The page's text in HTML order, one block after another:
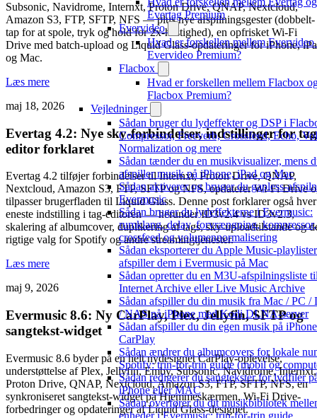
Evertag Premium
Evervideo
Hvad er forskellen mellem Evervideo
Evervideo Premium?
Flacbox
Hvad er forskellen mellem Flacbox
Flacbox Premium?
Vejledninger
Sådan bruger du lydeffekter og DSP i
Compressor, Freeverb, Crossfeed, Echo,
Normalization og mere
Sådan tænder du en musikvisualizer, mens
afspiller musik på iPhone, iPad og Mac
Sådan aktiverer og bruger du gapless-
Evermusic
Sådan bruger du lydeffekterne i Evermusic:
rumklang, delay, forvrængning, kompressor,
crossfeed og volumennormalisering
Sådan eksporterer du Apple Music-
afspiller dem i Evermusic på Mac
Sådan opretter du en M3U-afspilningsliste
Internet Archive eller Live Music Archive
Sådan afspiller du din musik fra Mac / PC /
/ NAS på iPhone med Kodi DLNA-server
Sådan afspiller du din egen musik på
CarPlay
Sådan ændrer du albumcovers for lokale
Spotify: trin-for-trin guide (mobil og
Sådan redigerer du sangtekster for lydfiler
iPhone eller MAC
Sådan overfører du dit musikbibliotek
enheder i Evermusic: trin-for-trin guide
Subsonic, Navidrome, Internxt, Proton Drive, QNAP, Nextcloud,
Amazon S3, FTP, SFTP, NFS — plus nye afspilningsgester (dobbelt-
tap for at spole, tryk og hold for 2x-hastighed), en opfrisket Wi-Fi
Drive med batch-upload og Liquid Glass-opdateringer for iPhone,
og Mac.
Læs mere
maj 18, 2026
Evertag 4.2: Nye sky-forbindelser, indstillinger for
editor forklaret
Evertag 4.2 tilføjer forbindelser til Internxt, Proton Drive, QNAP,
Nextcloud, Amazon S3, FTP, SFTP og NFS, opdaterer Wi-Fi Drive
tilpasser brugerfladen til Liquid Glass. Denne post forklarer også hver
eneste indstilling i tag-editoren — herunder ID3v2.4 vs ID3v2.3,
skalering af albumcover, duplikering af tags, sky-uploadtilstande og
rigtige valg for Spotify og andre streamingtjenester.
Læs mere
maj 9, 2026
Evermusic 8.6: Ny CarPlay, Plex, Jellyfin, SFTP og
sangtekst-widget
Evermusic 8.6 byder på en helt nydesignet CarPlay-oplevelse,
understøttelse af Plex, Jellyfin, Emby, Subsonic, Navidrome, Internxt,
Proton Drive, QNAP, Nextcloud, Amazon S3, FTP, SFTP, NFS, en
synkroniseret sangtekst-widget på Hjemmeskærmen, Wi-Fi Drive-
forbedringer og opdateringer af Liquid Glass-designet.